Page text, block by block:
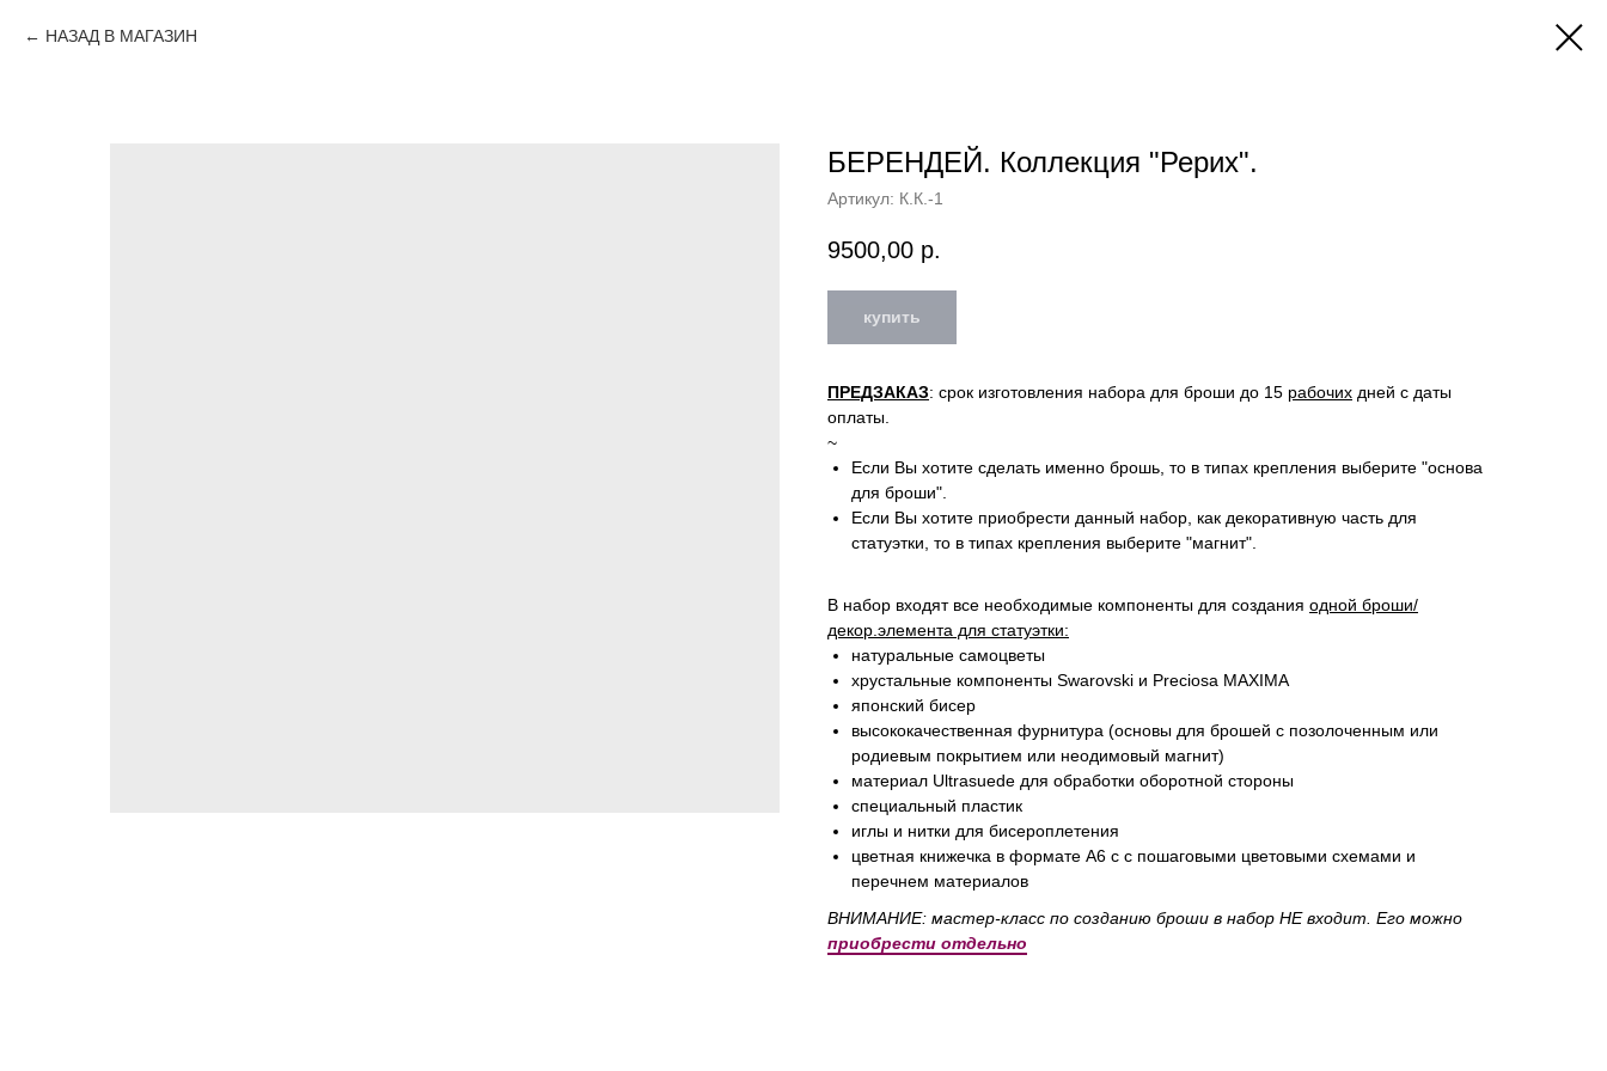
НАЗАД В МАГАЗИН
БЕРЕНДЕЙ. Коллекция "Рерих".
Артикул: К.К.-1
9500,00 р.
купить
ПРЕДЗАКАЗ: срок изготовления набора для броши до 15 рабочих дней с даты
оплаты.
~
Если Вы хотите сделать именно брошь, то в типах крепления выберите "основа
для броши".
Если Вы хотите приобрести данный набор, как декоративную часть для
статуэтки, то в типах крепления выберите "магнит".
В набор входят все необходимые компоненты для создания одной броши/
декор.элемента для статуэтки:
натуральные самоцветы
хрустальные компоненты Swarovski и Preciosa MAXIMA
японский бисер
высококачественная фурнитура (основы для брошей с позолоченным или
родиевым покрытием или неодимовый магнит)
материал Ultrasuede для обработки оборотной стороны
специальный пластик
иглы и нитки для бисероплетения
цветная книжечка в формате А6 с с пошаговыми цветовыми схемами и
перечнем материалов
ВНИМАНИЕ: мастер-класс по созданию броши в набор НЕ входит. Его можно
приобрести отдельно